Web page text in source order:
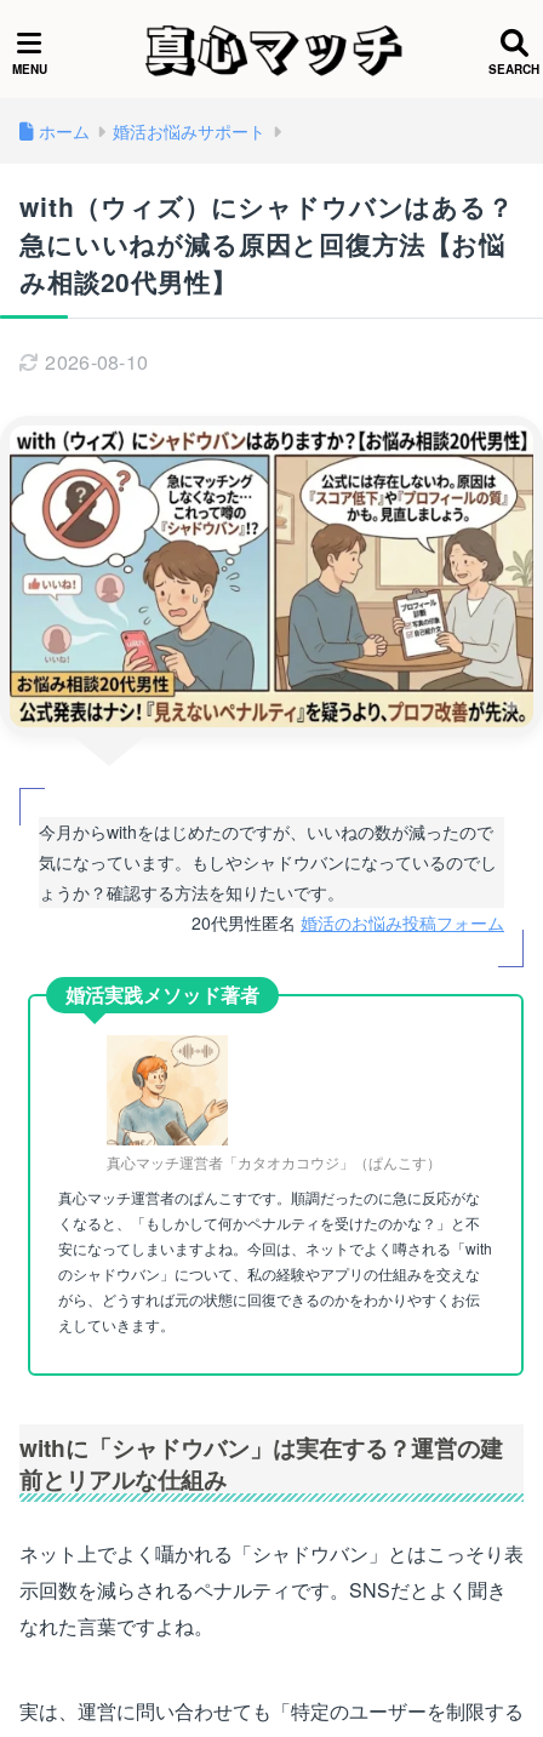
ホーム 婚活お悩みサポート
with（ウィズ）にシャドウバンはある？
急にいいねが減る原因と回復方法【お悩
み相談20代男性】
2026-08-10
今月からwithをはじめたのですが、いいねの数が減ったので
気になっています。もしやシャドウバンになっているのでし
ょうか？確認する方法を知りたいです。
20代男性匿名 婚活のお悩み投稿フォーム
婚活実践メソッド著者
真心マッチ運営者「カタオカコウジ」（ぱんこす）
真心マッチ運営者のぱんこすです。順調だったのに急に反応がな
くなると、「もしかして何かペナルティを受けたのかな？」と不
安になってしまいますよね。今回は、ネットでよく噂される「with
のシャドウバン」について、私の経験やアプリの仕組みを交えな
がら、どうすれば元の状態に回復できるのかをわかりやすくお伝
えしていきます。
withに「シャドウバン」は実在する？運営の建
前とリアルな仕組み
ネット上でよく囁かれる「シャドウバン」とはこっそり表
示回数を減らされるペナルティです。SNSだとよく聞き
なれた言葉ですよね。
実は、運営に問い合わせても「特定のユーザーを制限する